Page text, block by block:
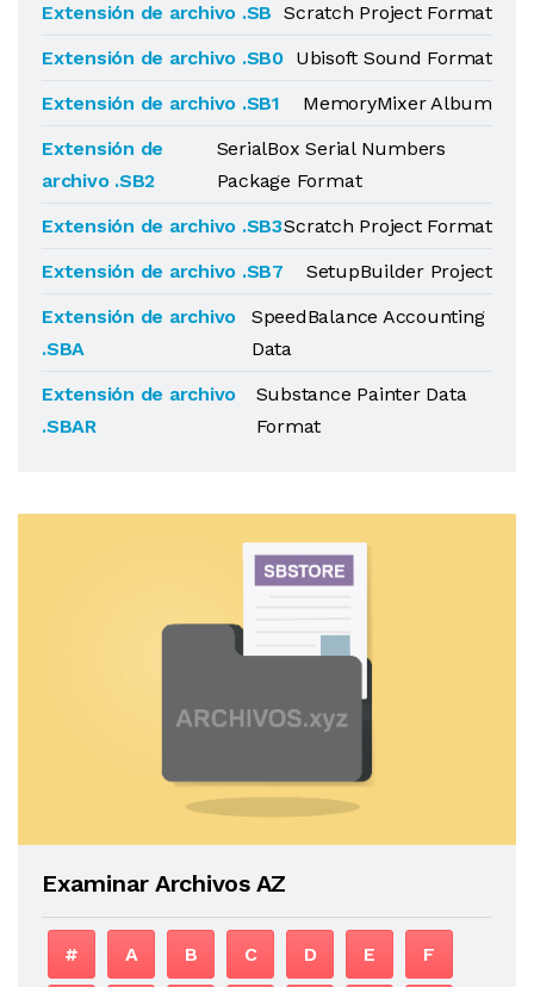
Extensión de archivo .SB Scratch Project Format
Extensión de archivo .SB0 Ubisoft Sound Format
Extensión de archivo .SB1
MemoryMixer Album
Extensión de
archivo .SB2
SerialBox Serial Numbers
Package Format
Extensión de archivo .SB3Scratch Project Format
Extensión de archivo .SB7
SetupBuilder Project
Extensión de archivo
.SBA
SpeedBalance Accounting
Data
Extensión de archivo
.SBAR
Substance Painter Data
Format
Examinar Archivos AZ
# A B C D E F